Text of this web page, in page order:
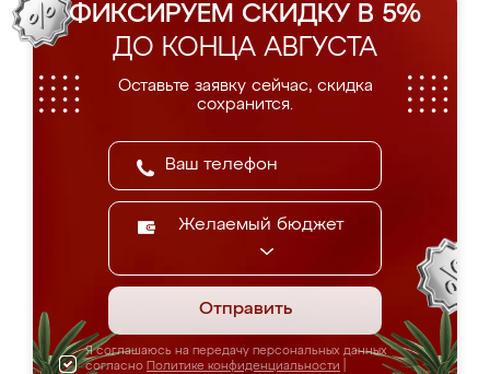
ФИКСИРУЕМ СКИДКУ В 5%
ДО КОНЦА АВГУСТА
Оставьте заявку сейчас, скидка
сохранится.
Желаемый бюджет
Отправить
Я соглашаюсь на передачу персональных данных
согласно Политике конфиденциальности